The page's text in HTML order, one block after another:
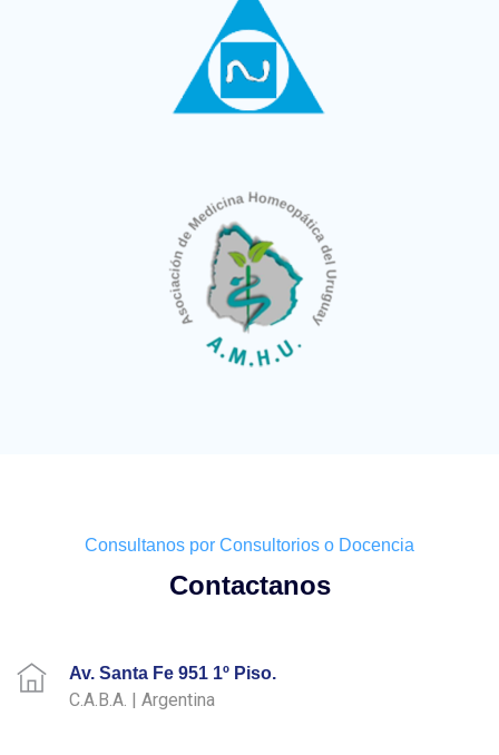
Consultanos por Consultorios o Docencia
Contactanos
Av. Santa Fe 951 1º Piso.
C.A.B.A. | Argentina